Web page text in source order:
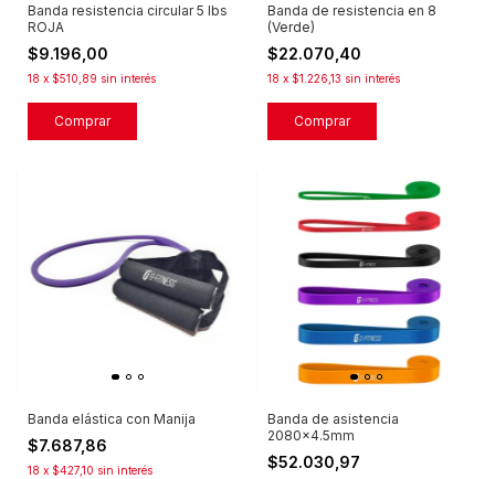
Banda resistencia circular 5 lbs
ROJA
$9.196,00
18 x $510,89 sin interés
Banda de resistencia en 8
(Verde)
$22.070,40
18 x $1.226,13 sin interés
Banda elástica con Manija
$7.687,86
18 x $427,10 sin interés
Banda de asistencia
2080x4.5mm
$52.030,97